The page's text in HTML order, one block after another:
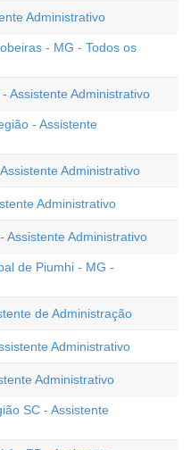
Administrativo
- MG - Todos os
Assistente Administrativo
- Assistente
Administrativo
Administrativo
Assistente Administrativo
de Piumhi - MG -
de Administração
Administrativo
Administrativo
SC - Assistente